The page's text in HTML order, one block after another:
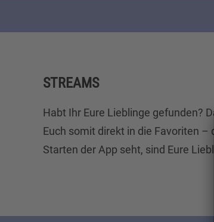
STREAMS
Habt Ihr Eure Lieblinge gefunden?
Euch somit direkt in die Favoriten
Starten der App seht, sind Eure